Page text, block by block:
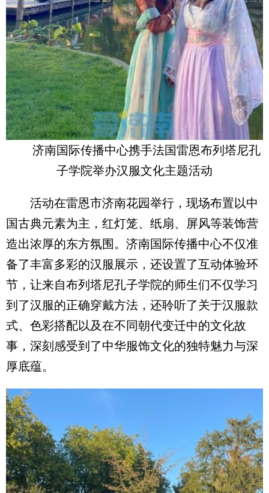
济南国际传播中心携手法国雷恩布列塔尼孔
子学院举办汉服文化主题活动
活动在雷恩市济南花园举行，现场布置以中
国古典元素为主，红灯笼、纸扇、屏风等装饰营
造出浓厚的东方氛围。济南国际传播中心不仅准
备了丰富多彩的汉服展示，还设置了互动体验环
节，让来自布列塔尼孔子学院的师生们不仅学习
到了汉服的正确穿戴方法，还聆听了关于汉服款
式、色彩搭配以及在不同朝代变迁中的文化故
事，深刻感受到了中华服饰文化的独特魅力与深
厚底蕴。